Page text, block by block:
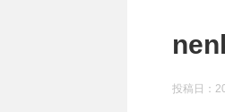
投稿日：